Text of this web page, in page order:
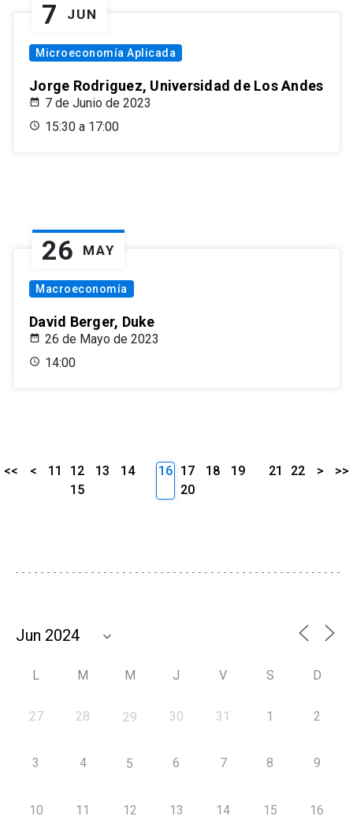
7 JUN
Microeconomía Aplicada
Jorge Rodriguez, Universidad de Los Andes
7 de Junio de 2023
15:30 a 17:00
26 MAY
Macroeconomía
David Berger, Duke
26 de Mayo de 2023
14:00
<< < 11 12 13
14
15
16 17 18
19
20
21 22 > >>
L M M J V S D
27 28 29 30 31 1 2
3 4 5 6 7 8 9
10 11 12 13 14 15 16